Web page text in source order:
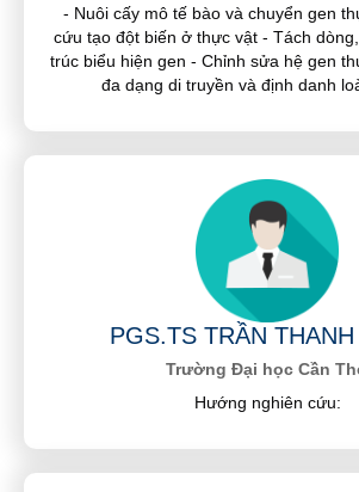
- Nuôi cấy mô tế bào và chuyển gen
cứu tạo đột biến ở thực vật - Tách
trúc biểu hiện gen - Chỉnh sửa hệ gen
đa dạng di truyền và định danh
PGS.TS TRẦN
Trường Đại học Cần
Hướng nghiên cứu: